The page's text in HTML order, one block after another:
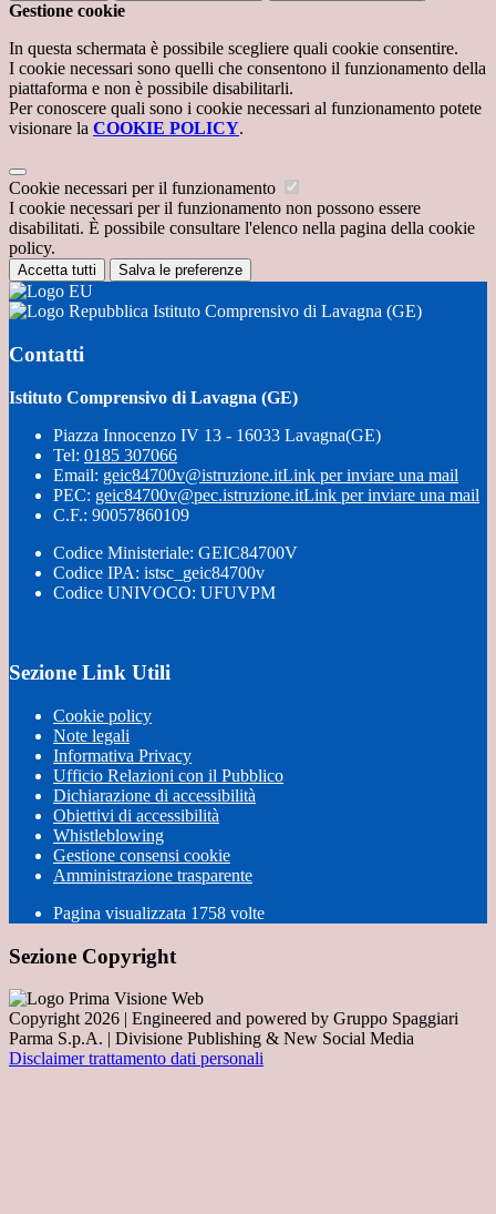
Gestione cookie
In questa schermata è possibile scegliere quali cookie consentire.
I cookie necessari sono quelli che consentono il funzionamento della
piattaforma e non è possibile disabilitarli.
Per conoscere quali sono i cookie necessari al funzionamento potete
visionare la COOKIE POLICY.
Cookie necessari per il funzionamento
I cookie necessari per il funzionamento non possono essere
disabilitati. È possibile consultare l'elenco nella pagina della cookie
policy.
Accetta tutti Salva le preferenze
Istituto Comprensivo di Lavagna (GE)
Contatti
Istituto Comprensivo di Lavagna (GE)
Piazza Innocenzo IV 13 - 16033 Lavagna(GE)
Tel: 0185 307066
Email: geic84700v@istruzione.itLink per inviare una mail
PEC: geic84700v@pec.istruzione.itLink per inviare una mail
C.F.: 90057860109
Codice Ministeriale: GEIC84700V
Codice IPA: istsc_geic84700v
Codice UNIVOCO: UFUVPM
Sezione Link Utili
Cookie policy
Note legali
Informativa Privacy
Ufficio Relazioni con il Pubblico
Dichiarazione di accessibilità
Obiettivi di accessibilità
Whistleblowing
Gestione consensi cookie
Amministrazione trasparente
Pagina visualizzata 1758 volte
Sezione Copyright
Copyright 2026 | Engineered and powered by Gruppo Spaggiari
Parma S.p.A. | Divisione Publishing & New Social Media
Disclaimer trattamento dati personali